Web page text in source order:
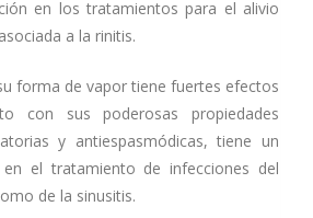
en los tratamientos para el alivio
a la rinitis.
forma de vapor tiene fuertes efectos
con sus poderosas propiedades
y antiespasmódicas, tiene un
el tratamiento de infecciones del
de la sinusitis.